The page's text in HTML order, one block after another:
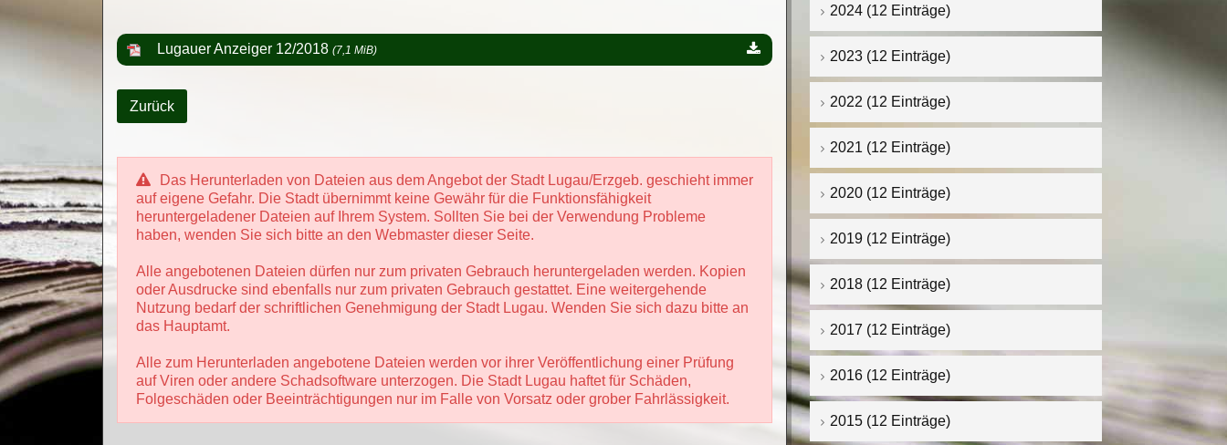
Lugauer Anzeiger 12/2018 (7,1 MiB)
Zurück
Das Herunterladen von Dateien aus dem Angebot der Stadt Lugau/Erzgeb. geschieht immer
auf eigene Gefahr. Die Stadt übernimmt keine Gewähr für die Funktionsfähigkeit
heruntergeladener Dateien auf Ihrem System. Sollten Sie bei der Verwendung Probleme
haben, wenden Sie sich bitte an den Webmaster dieser Seite.
Alle angebotenen Dateien dürfen nur zum privaten Gebrauch heruntergeladen werden. Kopien
oder Ausdrucke sind ebenfalls nur zum privaten Gebrauch gestattet. Eine weitergehende
Nutzung bedarf der schriftlichen Genehmigung der Stadt Lugau. Wenden Sie sich dazu bitte an
das Hauptamt.
Alle zum Herunterladen angebotene Dateien werden vor ihrer Veröffentlichung einer Prüfung
auf Viren oder andere Schadsoftware unterzogen. Die Stadt Lugau haftet für Schäden,
Folgeschäden oder Beeinträchtigungen nur im Falle von Vorsatz oder grober Fahrlässigkeit.
2024 (12 Einträge)
2023 (12 Einträge)
2022 (12 Einträge)
2021 (12 Einträge)
2020 (12 Einträge)
2019 (12 Einträge)
2018 (12 Einträge)
2017 (12 Einträge)
2016 (12 Einträge)
2015 (12 Einträge)